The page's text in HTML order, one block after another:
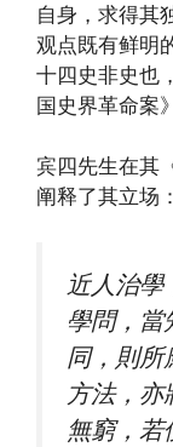
自身，求得其
观点既有鲜明
十四史非史也
国史界革命案
宾四先生在其
阐释了其立场：
近人治學
學問，當
同，則所
方法，
無窮，若